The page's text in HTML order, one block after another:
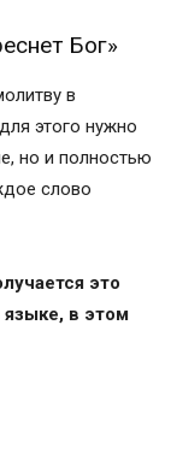
Бог»
в
этого нужно
но и полностью
слово
это
в этом